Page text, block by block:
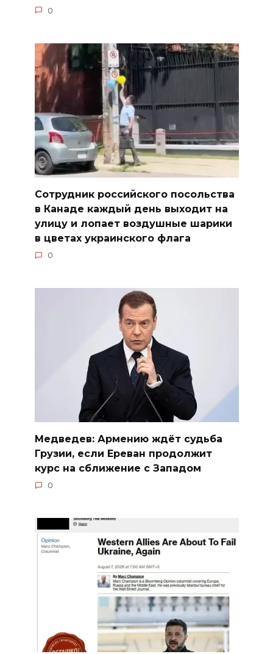
0
Сотрудник российского посольства
в Канаде каждый день выходит на
улицу и лопает воздушные шарики
в цветах украинского флага
0
Медведев: Армению ждёт судьба
Грузии, если Ереван продолжит
курс на сближение с Западом
0